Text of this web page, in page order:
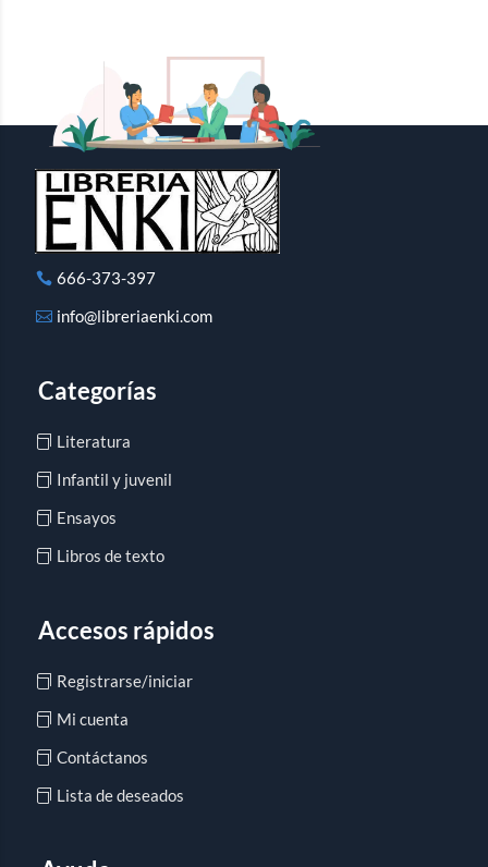
666-373-397
info@libreriaenki.com
Categorías
Literatura
Infantil y juvenil
Ensayos
Libros de texto
Accesos rápidos
Registrarse/iniciar
Mi cuenta
Contáctanos
Lista de deseados